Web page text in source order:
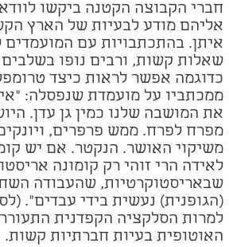
חברי הקבוצה הקטנה ביקשו
אליהם מודע לבעיות של הארץ
איתן. בהתכתבויות עם המועמדים
שאלות קשות, ורבים נופו
כדוגמה אפשר לראות כיצד
ממכתביו על מועמדת שנפסלה:
את המושבה שלנו כמין גן עדן.
מפרח לפרח. ממש פרפרים,
משיקוי האושר. הנקטר. אם יש
לאידה הרי זוהי רק קומונה
שבאריסטוקרטיות, שהעבודה
למרות הסלקציה הקפדנית
האוטופית בעיות חברתיות קשות.